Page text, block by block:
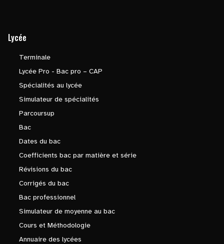
Lycée
Terminale
Lycée Pro - Bac pro – CAP
Spécialités au lycée
Simulateur de spécialités
Parcoursup
Bac
Dates du bac
Coefficients bac par matière et série
Révisions du bac
Corrigés du bac
Bac professionnel
Simulateur de moyenne au bac
Cours et Méthodologie
Annuaire des lycées